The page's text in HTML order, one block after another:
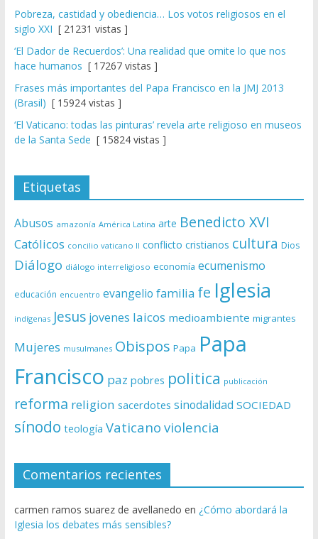
Pobreza, castidad y obediencia… Los votos religiosos en el
siglo XXI [ 21231 vistas ]
‘El Dador de Recuerdos’: Una realidad que omite lo que nos
hace humanos [ 17267 vistas ]
Frases más importantes del Papa Francisco en la JMJ 2013
(Brasil) [ 15924 vistas ]
‘El Vaticano: todas las pinturas’ revela arte religioso en museos
de la Santa Sede [ 15824 vistas ]
Etiquetas
Abusos amazonía América Latina arte Benedicto XVI
Católicos concilio vaticano II conflicto cristianos cultura Dios
Diálogo diálogo interreligioso economía ecumenismo
educación encuentro evangelio familia fe Iglesia
indígenas Jesus jovenes laicos medioambiente migrantes
Mujeres musulmanes Obispos Papa Papa
Francisco paz pobres politica publicación
reforma religion sacerdotes sinodalidad SOCIEDAD
sínodo teología Vaticano violencia
Comentarios recientes
carmen ramos suarez de avellanedo en ¿Cómo abordará la
Iglesia los debates más sensibles?